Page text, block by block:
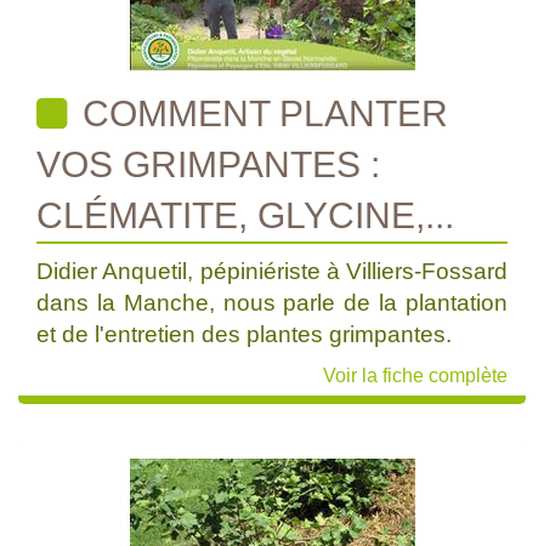
COMMENT PLANTER
VOS GRIMPANTES :
CLÉMATITE, GLYCINE,...
Didier Anquetil, pépiniériste à Villiers-Fossard
dans la Manche, nous parle de la plantation
et de l'entretien des plantes grimpantes.
Voir la fiche complète